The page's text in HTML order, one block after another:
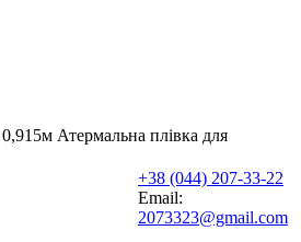
Атермальна плівка для
+38 (044) 207-33-22
Email:
2073323@gmail.com